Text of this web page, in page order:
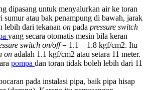
dipasang untuk menyalurkan air ke toran
sumur atau bak penampung di bawah, jarak
lebih dari tekanan on pada pressure switch
yang secara otomatis mesin bila keran
switch on/off= 1.1 – 1.8 kgf/cm2. Itu
on adalah 1.1 kgf/cm2 atau setara 11 meter.
pompa dan toran tidak boleh lebih dari 11
pada instalasi pipa, baik pipa hisap